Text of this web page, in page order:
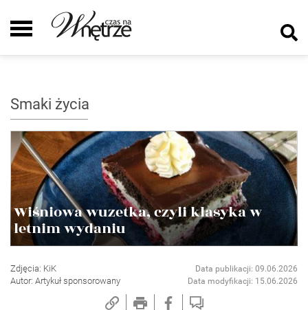
Smaki życia
Wiśniowa wuzetka, czyli klasyka w
letnim wydaniu
Zdjęcia: KiK
Autor: Artykuł sponsorowany
Data publikacji: 09.06.2026
Data modyfikacji: 15.06.2026